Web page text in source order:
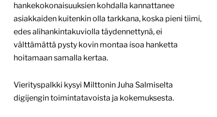
hankekokonaisuuksien kohdalla kannattanee
asiakkaiden kuitenkin olla tarkkana, koska pieni tiimi,
edes alihankintakuviolla täydennettynä, ei
välttämättä pysty kovin montaa isoa hanketta
hoitamaan samalla kertaa.
Vierityspalkki kysyi Milttonin Juha Salmiselta
digijengin toimintatavoista ja kokemuksesta.